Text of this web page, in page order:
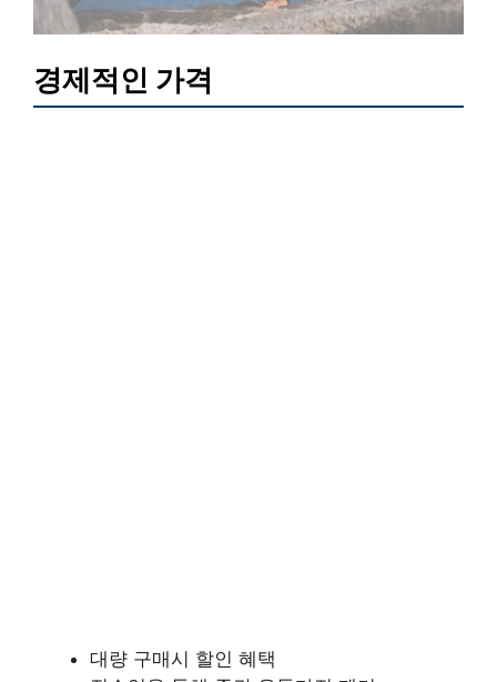
경제적인 가격
대량 구매시 할인 혜택